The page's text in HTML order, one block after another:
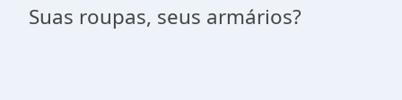
Suas roupas, seus armários?